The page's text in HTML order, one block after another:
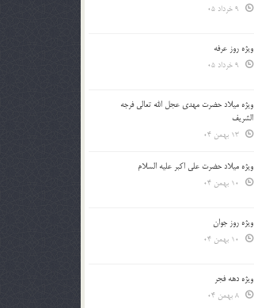
ویژه روز عرفه
ویژه میلاد حضرت مهدی عجل الله تعالی فرجه
الشريف
ویژه میلاد حضرت علی اکبر علیه السلام
ویژه روز جوان
ویژه دهه فجر